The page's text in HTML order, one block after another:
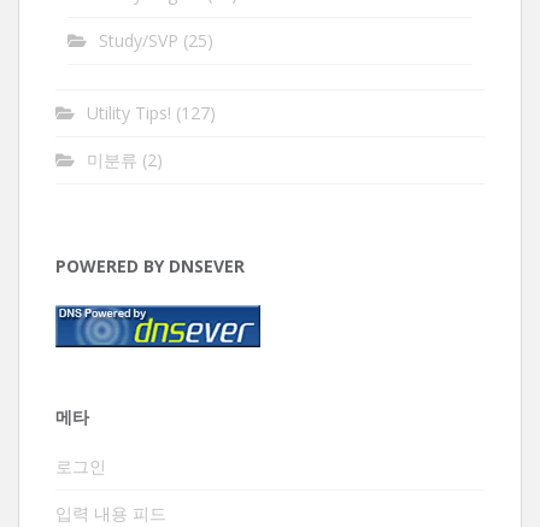
Study/SVP (25)
Utility Tips! (127)
미분류 (2)
POWERED BY DNSEVER
메타
로그인
입력 내용 피드